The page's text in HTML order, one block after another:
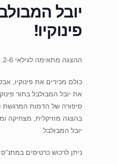
יובל
פינוקיו!
ההצגה מתאימה לגילאי 2-6.
כולם מכירים את פינוקיו,
את יובל המבולבל בתור
סיפורה של הדמות המרגשת
בהצגה מוזיקלית, מצחיקה
יובל המבולבל.
ניתן לרכוש כרטיסים